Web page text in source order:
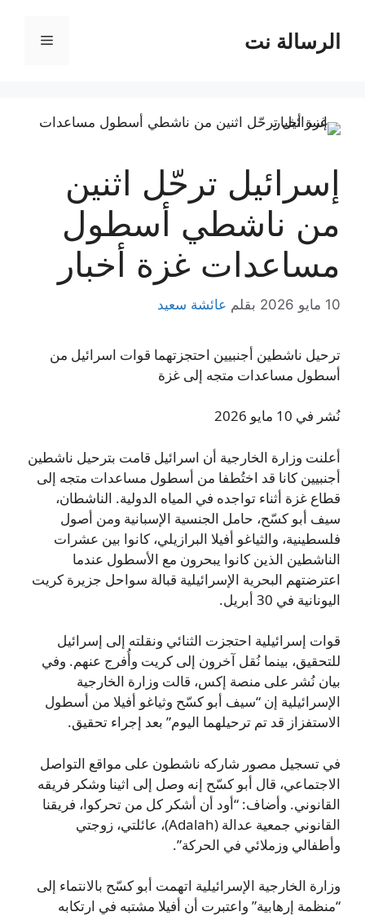
المحتوىالرسالة نت القائمة
إسرائيل ترحّل اثنين
من ناشطي أسطول
مساعدات غزة أخبار
10 مايو 2026 بقلم عائشة سعيد
ترحيل ناشطين أجنبيين احتجزتهما قوات اسرائيل من
أسطول مساعدات متجه إلى غزة
نُشر في 10 مايو 2026
أعلنت وزارة الخارجية أن اسرائيل قامت بترحيل ناشطين
أجنبيين كانا قد اختُطفا من أسطول مساعدات متجه إلى
قطاع غزة أثناء تواجده في المياه الدولية. الناشطان،
سيف أبو كسّح، حامل الجنسية الإسبانية ومن أصول
فلسطينية، والثياغو أفیلا البرازيلي، كانوا بين عشرات
الناشطين الذين كانوا يبحرون مع الأسطول عندما
اعترضتهم البحرية الإسرائيلية قبالة سواحل جزيرة كريت
اليونانية في 30 أبريل.
قوات إسرائيلية احتجزت الثنائي ونقلته إلى إسرائيل
للتحقيق، بينما نُقل آخرون إلى كريت وأُفرج عنهم. وفي
بيان نُشر على منصة إكس، قالت وزارة الخارجية
الإسرائيلية إن “سيف أبو كسّح وثياغو أفیلا من أسطول
الاستفزاز قد تم ترحيلهما اليوم” بعد إجراء تحقيق.
في تسجيل مصور شاركه ناشطون على مواقع التواصل
الاجتماعي، قال أبو كسّح إنه وصل إلى اثينا وشكر فريقه
القانوني. وأضاف: “أود أن أشكر كل من تحركوا، فريقنا
القانوني جمعية عدالة (Adalah)، عائلتي، زوجتي
وأطفالي وزملائي في الحركة”.
وزارة الخارجية الإسرائيلية اتهمت أبو كسّح بالانتماء إلى
“منظمة إرهابية” واعتبرت أن أفیلا مشتبه في ارتكابه